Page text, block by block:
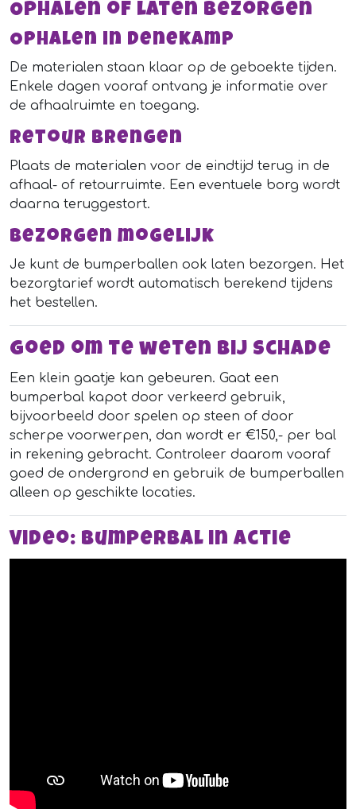
Ophalen of laten bezorgen
Ophalen in Denekamp
De materialen staan klaar op de geboekte tijden.
Enkele dagen vooraf ontvang je informatie over
de afhaalruimte en toegang.
Retour brengen
Plaats de materialen voor de eindtijd terug in de
afhaal- of retourruimte. Een eventuele borg wordt
daarna teruggestort.
Bezorgen mogelijk
Je kunt de bumperballen ook laten bezorgen. Het
bezorgtarief wordt automatisch berekend tijdens
het bestellen.
Goed om te weten bij schade
Een klein gaatje kan gebeuren. Gaat een
bumperbal kapot door verkeerd gebruik,
bijvoorbeeld door spelen op steen of door
scherpe voorwerpen, dan wordt er €150,- per bal
in rekening gebracht. Controleer daarom vooraf
goed de ondergrond en gebruik de bumperballen
alleen op geschikte locaties.
Video: bumperbal in actie